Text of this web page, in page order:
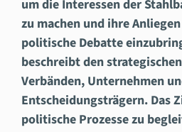
um die Interessen der
zu machen und ihre
politische Debatte
beschreibt den
Verbänden, Unternehmen
Entscheidungsträgern. Das
politische Prozesse zu